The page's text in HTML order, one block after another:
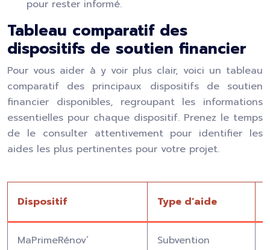
pour rester informé.
Tableau comparatif des
dispositifs de soutien financier
Pour vous aider à y voir plus clair, voici un tableau
comparatif des principaux dispositifs de soutien
financier disponibles, regroupant les informations
essentielles pour chaque dispositif. Prenez le temps
de le consulter attentivement pour identifier les
aides les plus pertinentes pour votre projet.
Dispositif Type d’aide
MaPrimeRénov’ Subvention